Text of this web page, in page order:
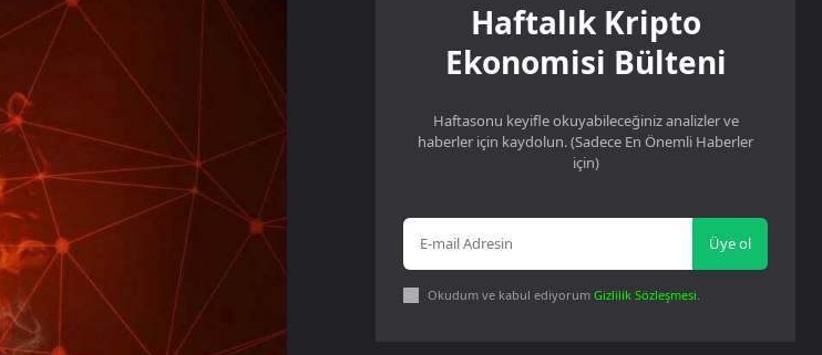
Haftalık Kripto
Ekonomisi Bülteni
Haftasonu keyifle okuyabileceğiniz analizler ve
haberler için kaydolun. (Sadece En Önemli Haberler
için)
Üye ol
Okudum ve kabul ediyorumGizlilik Sözleşmesi.